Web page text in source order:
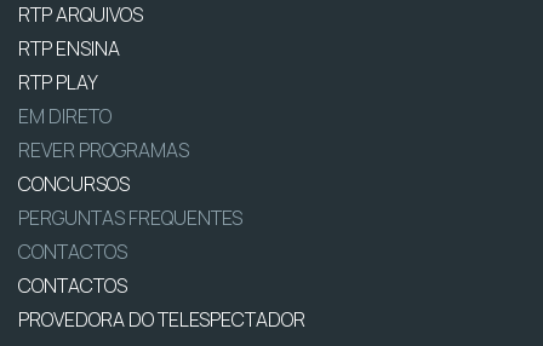
RTP ARQUIVOS
RTP ENSINA
RTP PLAY
EM DIRETO
REVER PROGRAMAS
CONCURSOS
PERGUNTAS FREQUENTES
CONTACTOS
CONTACTOS
PROVEDORA DO TELESPECTADOR